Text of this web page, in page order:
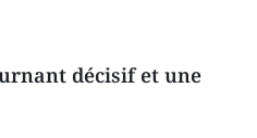
décisif et une